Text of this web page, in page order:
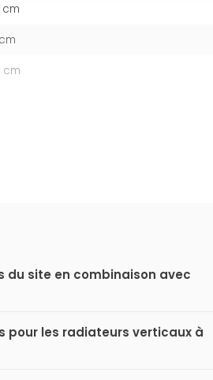
cm
cm
du site en combinaison avec
pour les radiateurs verticaux à